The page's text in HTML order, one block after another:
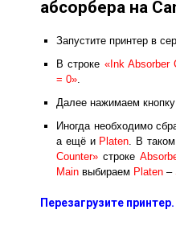
абсорбера на
Запустите принтер в
В строке «Ink Absorber
= 0».
Далее нажимаем кнопку
Иногда необходимо
а ещё и Platen. В
Counter» строке
Main выбираем Platen –
Перезагрузите принтер.